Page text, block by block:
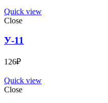
Quick view
Close
У-11
126₽
Quick view
Close